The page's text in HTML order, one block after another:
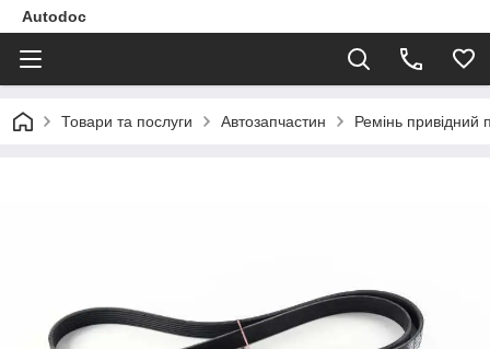
Autodoc
Товари та послуги Автозапчастин Ремінь привідний